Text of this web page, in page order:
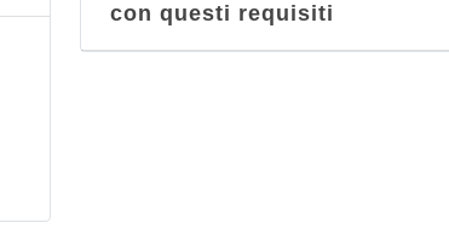
con questi requisiti